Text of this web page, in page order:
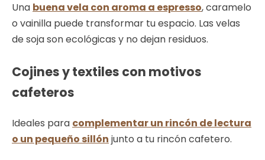
Una buena vela con aroma a espresso, caramelo
o vainilla puede transformar tu espacio. Las velas
de soja son ecológicas y no dejan residuos.
Cojines y textiles con motivos
cafeteros
Ideales para complementar un rincón de lectura
o un pequeño sillón junto a tu rincón cafetero.